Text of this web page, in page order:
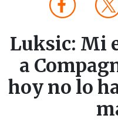
Luksic: Mi
a
hoy no lo